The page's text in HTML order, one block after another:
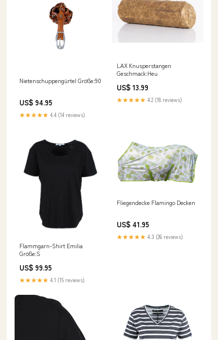
Nietenschuppengürtel Größe:90
US$ 94.95
★★★★★ 4.4 (14 reviews)
LAX Knusperstangen
Geschmack:Heu
US$ 13.99
★★★★★ 4.2 (18 reviews)
Flammgarn-Shirt Emilia
Größe:S
US$ 99.95
★★★★★ 4.1 (15 reviews)
Fliegendecke Flamingo Decken
US$ 41.95
★★★★★ 4.3 (26 reviews)